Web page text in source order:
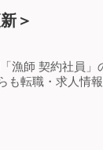
＞
漁師 契約社員
転職・求人情